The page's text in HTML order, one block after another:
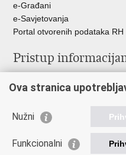
e-Građani
e-Savjetovanja
Portal otvorenih podataka RH
Pristup
Savjetovanje
Zapošljavanje
Odnosi s javnošću
Ova stranica
Nužni
Funkcionalni